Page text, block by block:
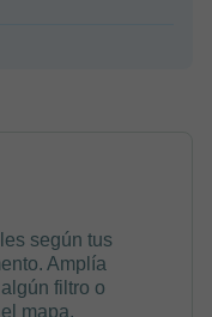
según tus
Amplía
filtro o
mapa.